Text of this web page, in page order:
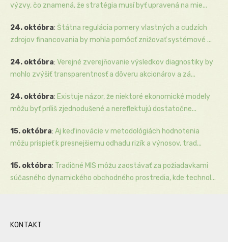
výzvy, čo znamená, že stratégia musí byť upravená na mie...
24. októbra: Štátna regulácia pomery vlastných a cudzích
zdrojov financovania by mohla pomôcť znižovať systémové ...
24. októbra: Verejné zverejňovanie výsledkov diagnostiky by
mohlo zvýšiť transparentnosť a dôveru akcionárov a zá...
24. októbra: Existuje názor, že niektoré ekonomické modely
môžu byť príliš zjednodušené a nereflektujú dostatočne...
15. októbra: Aj keď inovácie v metodológiách hodnotenia
môžu prispieť k presnejšiemu odhadu rizík a výnosov, trad...
15. októbra: Tradičné MIS môžu zaostávať za požiadavkami
súčasného dynamického obchodného prostredia, kde technol...
KONTAKT